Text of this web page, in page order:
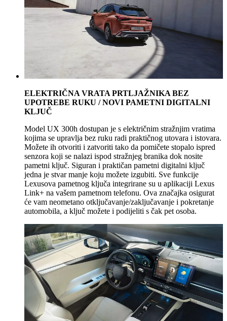
ELEKTRIČNA VRATA PRTLJAŽNIKA BEZ
UPOTREBE RUKU / NOVI PAMETNI DIGITALNI
KLJUČ
Model UX 300h dostupan je s električnim stražnjim vratima
kojima se upravlja bez ruku radi praktičnog utovara i istovara.
Možete ih otvoriti i zatvoriti tako da pomičete stopalo ispred
senzora koji se nalazi ispod stražnjeg branika dok nosite
pametni ključ. Siguran i praktičan pametni digitalni ključ
jedna je stvar manje koju možete izgubiti. Sve funkcije
Lexusova pametnog ključa integrirane su u aplikaciji Lexus
Link+ na vašem pametnom telefonu. Ova značajka osigurat
će vam neometano otključavanje/zaključavanje i pokretanje
automobila, a ključ možete i podijeliti s čak pet osoba.